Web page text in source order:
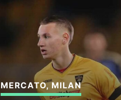
MERCATO,MILAN